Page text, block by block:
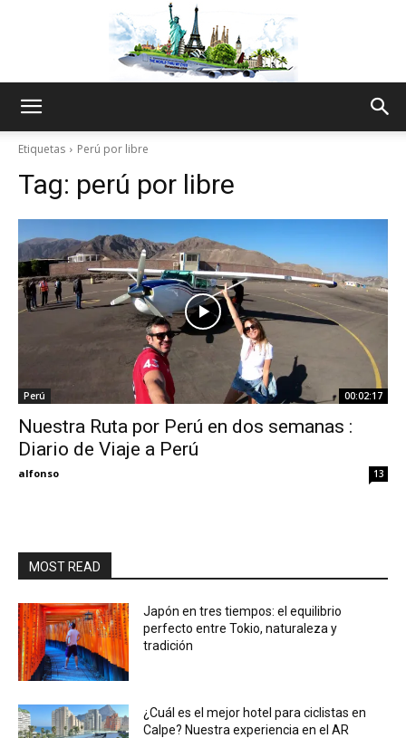
Thru
Etiquetas Perú por libre
Tag: perú por libre
Perú 00:02:17
Nuestra Ruta por Perú en dos semanas :
Diario de Viaje a Perú
alfonso 13
MOST READ
Japón en tres tiempos: el equilibrio
perfecto entre Tokio, naturaleza y
tradición
¿Cuál es el mejor hotel para ciclistas en
Calpe? Nuestra experiencia en el AR